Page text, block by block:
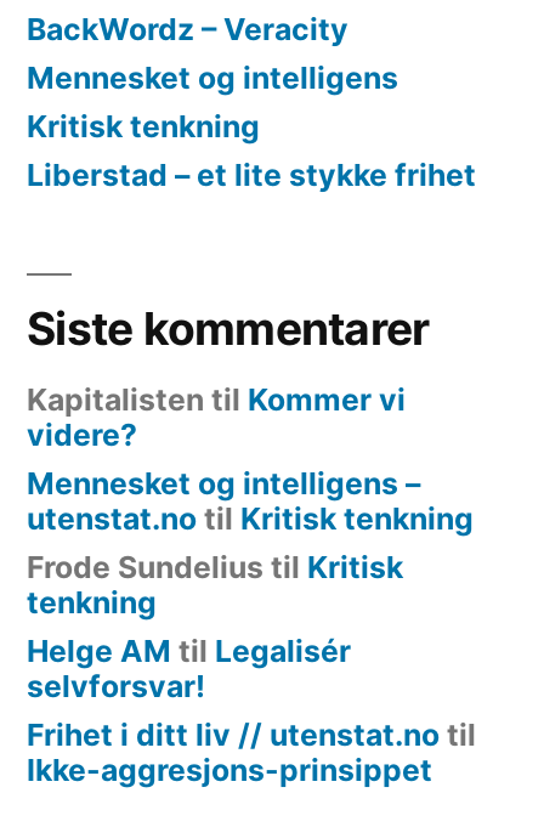
BackWordz – Veracity
Mennesket og intelligens
Kritisk tenkning
Liberstad – et lite stykke frihet
Siste kommentarer
Kapitalisten til Kommer vi
videre?
Mennesket og intelligens –
utenstat.no til Kritisk tenkning
Frode Sundelius til Kritisk
tenkning
Helge AM til Legalisér
selvforsvar!
Frihet i ditt liv // utenstat.no til
Ikke-aggresjons-prinsippet